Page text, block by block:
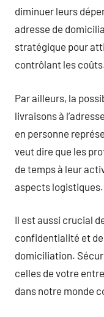
diminuer leurs
adresse de
stratégique pour
contrôlant les
Par ailleurs, la
livraisons à
en personne
veut dire que les
de temps à leur
aspects logistiques.
Il est aussi crucial
confidentialité et
domiciliation.
celles de votre
dans notre monde